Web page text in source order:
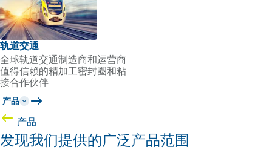
轨道交通
全球轨道交通制造商和运营商
值得信赖的精加工密封圈和粘
接合作伙伴
产品
产品
发现我们提供的广泛产品范围